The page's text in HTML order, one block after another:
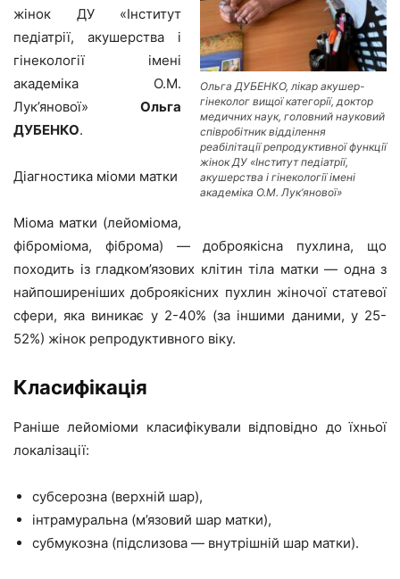
Ольга ДУБЕНКО, лікар акушер-
гінеколог вищої категорії, доктор
медичних наук, головний науковий
співробітник відділення
реабілітації репродуктивної функції
жінок ДУ «Інститут педіатрії,
акушерства і гінекології імені
академіка О.М. Лук’янової»
жінок ДУ «Інститут
педіатрії, акушерства і
гінекології імені
академіка О.М.
Лук’янової» Ольга
ДУБЕНКО.
Діагностика міоми матки
Міома матки (лейоміома,
фіброміома, фіброма) — доброякісна пухлина, що
походить із гладком’язових клітин тіла матки — одна з
найпоширеніших доброякісних пухлин жіночої статевої
сфери, яка виникає у 2-40% (за іншими даними, у 25-
52%) жінок репродуктивного віку.
Класифікація
Раніше лейоміоми класифікували відповідно до їхньої
локалізації:
субсерозна (верхній шар),
інтрамуральна (м’язовий шар матки),
субмукозна (підслизова — внутрішній шар матки).